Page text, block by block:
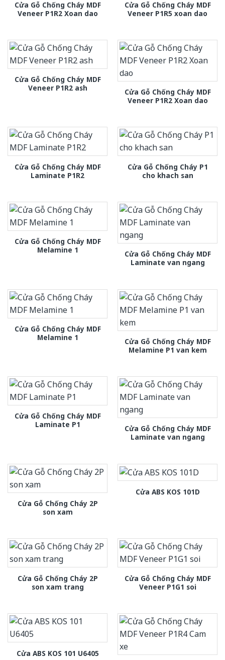
Cửa Gỗ Chống Cháy MDF
Veneer P1R2 Xoan dao
Cửa Gỗ Chống Cháy MDF
Veneer P1R5 xoan dao
Cửa Gỗ Chống Cháy MDF
Veneer P1R2 ash
Cửa Gỗ Chống Cháy MDF
Veneer P1R2 Xoan dao
Cửa Gỗ Chống Cháy MDF
Laminate P1R2
Cửa Gỗ Chống Cháy P1
cho khach san
Cửa Gỗ Chống Cháy MDF
Melamine 1
Cửa Gỗ Chống Cháy MDF
Laminate van ngang
Cửa Gỗ Chống Cháy MDF
Melamine 1
Cửa Gỗ Chống Cháy MDF
Melamine P1 van kem
Cửa Gỗ Chống Cháy MDF
Laminate P1
Cửa Gỗ Chống Cháy MDF
Laminate van ngang
Cửa Gỗ Chống Cháy 2P
son xam
Cửa ABS KOS 101D
Cửa Gỗ Chống Cháy 2P
son xam trang
Cửa Gỗ Chống Cháy MDF
Veneer P1G1 soi
Cửa ABS KOS 101 U6405